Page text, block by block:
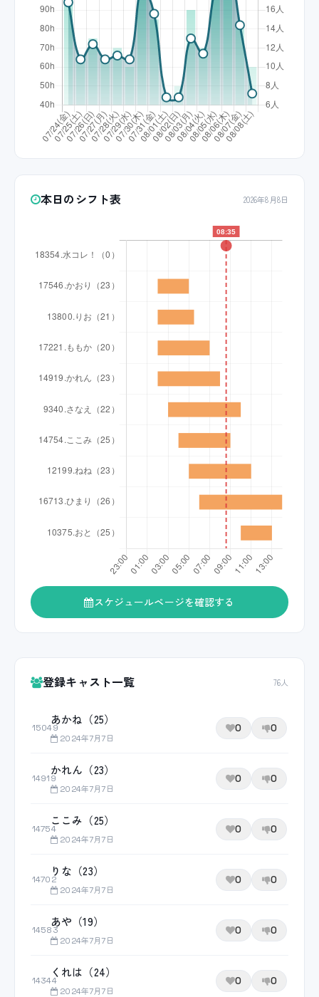
本日のシフト表 2026年8月8日
スケジュールページを確認する
登録キャスト一覧 76人
15049
あかね（25）
2024年7月7日
0 0
14919
かれん（23）
2024年7月7日
0 0
14754
ここみ（25）
2024年7月7日
0 0
14702
りな（23）
2024年7月7日
0 0
14583
あや（19）
2024年7月7日
0 0
14344
くれは（24）
2024年7月7日
0 0